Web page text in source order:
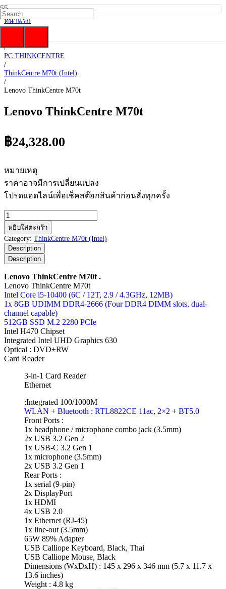
หน้าแรก
/
/
PC THINKCENTRE
/
ThinkCentre M70t (Intel)
/
Lenovo ThinkCentre M70t
Lenovo ThinkCentre M70t
฿24,328.00
หมายเหตุ
ราคาอาจมีการเปลี่ยนแปลง
โปรดแอดไลน์เพื่อเช็คสต๊อกสินค้าก่อนสั่งทุกครั้ง
จำนวน
Lenovo
ThinkCentre
M70t
ชิ้น
หยิบใส่ตะกร้า
Category: ThinkCentre M70t (Intel)
Description
Description
Lenovo ThinkCentre M70t .
Lenovo ThinkCentre M70t
Intel Core i5-10400 (6C / 12T, 2.9 / 4.3GHz, 12MB)
1x 8GB UDIMM DDR4-2666 (Four DDR4 DIMM slots, dual-
channel capable)
512GB SSD M.2 2280 PCIe
Intel H470 Chipset
Integrated Intel UHD Graphics 630
Optical : DVD±RW
Card Reader
3-in-1 Card Reader
Ethernet
:Integrated 100/1000M
WLAN + Bluetooth : RTL8822CE 11ac, 2×2 + BT5.0
Front Ports :
1x headphone / microphone combo jack (3.5mm)
2x USB 3.2 Gen 2
1x USB-C 3.2 Gen 1
1x microphone (3.5mm)
2x USB 3.2 Gen 1
Rear Ports :
1x serial (9-pin)
2x DisplayPort
1x HDMI
4x USB 2.0
1x Ethernet (RJ-45)
1x line-out (3.5mm)
65W 89% Adapter
USB Calliope Keyboard, Black, Thai
USB Calliope Mouse, Black
Dimensions (WxDxH) : 145 x 296 x 346 mm (5.7 x 11.7 x
13.6 inches)
Weight : 4.8 kg